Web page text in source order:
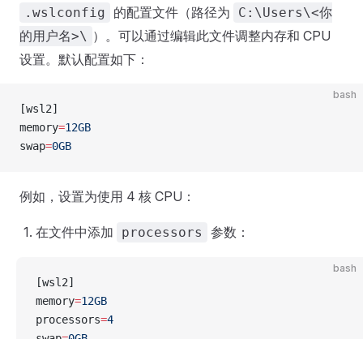
.wslconfig 的配置文件（路径为
C:\Users\<你
的用户名>\ ）。可以通过编辑此文件调整内存和 CPU
设置。默认配置如下：
bash
[wsl2]
memory=12GB
swap=0GB
例如，设置为使用 4 核 CPU：
在文件中添加 processors 参数：
bash
[wsl2]
memory=12GB
processors=4